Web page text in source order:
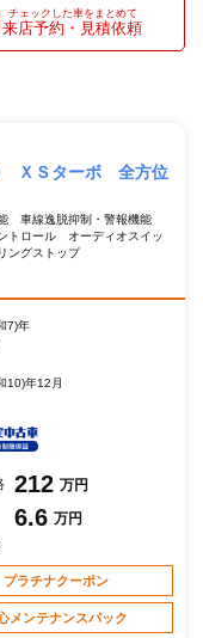
チェックした車をまとめて
来店予約・見積依頼
ＸＳターボ 全方位
車線逸脱抑制・警報機能
トロール オーディオスイッ
グストップ
7)年
10)年12月
212 万円
6.6 万円
プラチナクーポン
メンテナンスパック